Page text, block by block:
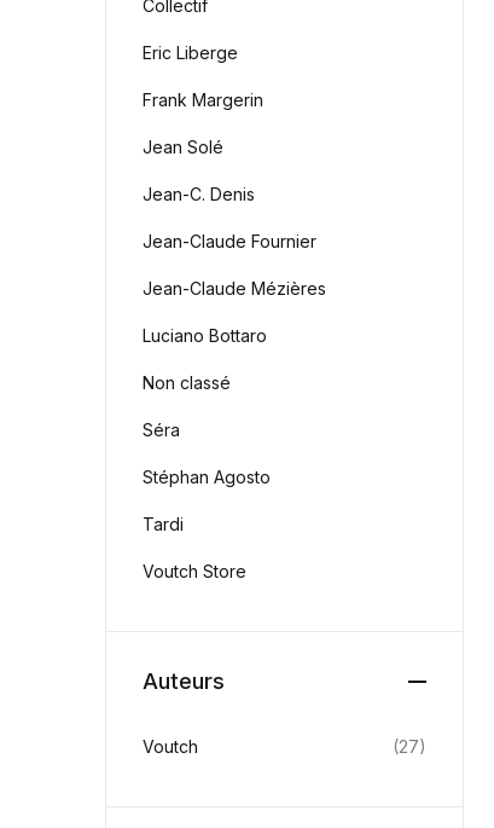
Collectif
Eric Liberge
Frank Margerin
Jean Solé
Jean-C. Denis
Jean-Claude Fournier
Jean-Claude Mézières
Luciano Bottaro
Non classé
Séra
Stéphan Agosto
Tardi
Voutch Store
Auteurs
Voutch (27)